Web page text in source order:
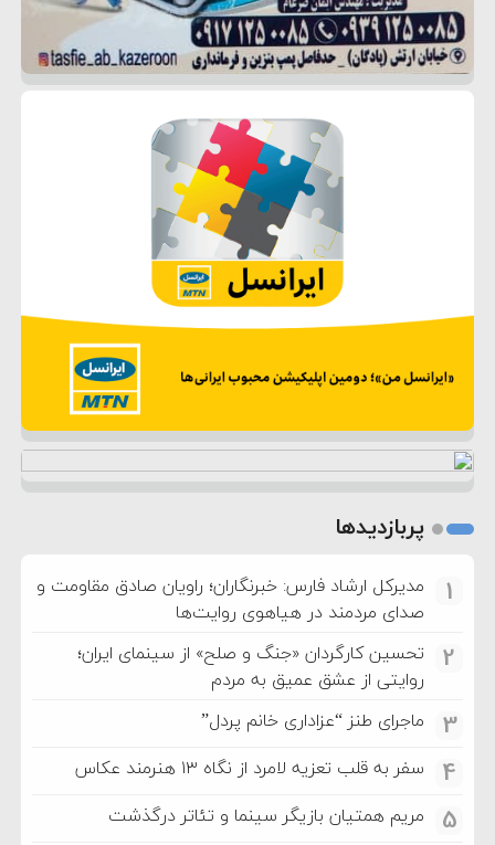
پربازدیدها
1
مدیرکل ارشاد فارس: خبرنگاران؛ راویان صادق مقاومت و
صدای مردمند در هیاهوی روایت‌ها
2
تحسین کارگردان «جنگ و صلح» از سینمای ایران؛
روایتی از عشق عمیق به مردم
3 ماجرای طنز “عزاداری خانم پردل”
4 سفر به قلب تعزیه لامرد از نگاه ۱۳ هنرمند عکاس
5 مریم همتیان بازیگر سینما و تئاتر درگذشت